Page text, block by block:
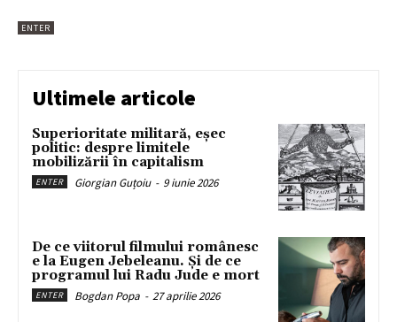
ENTER
Ultimele articole
Superioritate militară, eșec
politic: despre limitele
mobilizării în capitalism
ENTER Giorgian Guțoiu - 9 iunie 2026
De ce viitorul filmului românesc
e la Eugen Jebeleanu. Și de ce
programul lui Radu Jude e mort
ENTER Bogdan Popa - 27 aprilie 2026